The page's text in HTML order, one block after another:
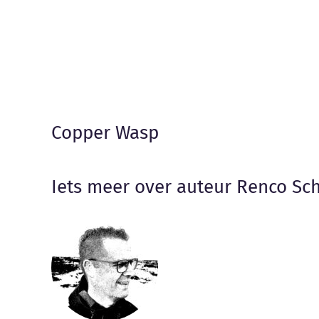
Copper Wasp
Iets meer over auteur Renco